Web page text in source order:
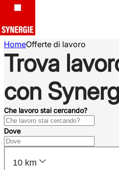
HomeOfferte di lavoro
Trova
con
Che lavoro stai cercando?
Dove
10 km